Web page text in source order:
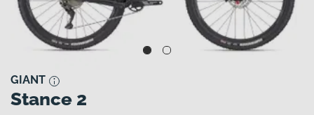
GIANT
Stance 2